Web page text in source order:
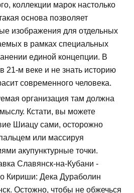
коллекции марок настолько
основа позволяет
изображения для отдельных
в рамках специальных
единой концепции. В
21-м веке и не знать историю
современного человека.
организация там должна
Кстати, вы можете
Шиацу сами, осторожно
или массируя
акупунктурные точки.
Славянск-на-Кубани -
Кириши: Дека Дураболин
Остожно, чтобы не обжечься